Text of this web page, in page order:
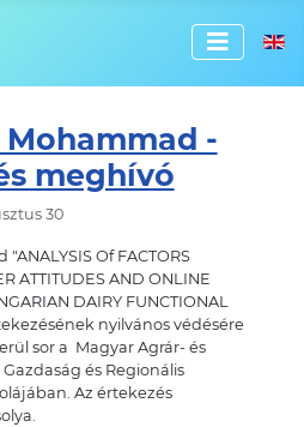
-
meghívó
30
Of FACTORS
ATTITUDES AND ONLINE
DAIRY FUNCTIONAL
nyilvános védésére
sor a Magyar Agrár- és
és Regionális
Az értekezés